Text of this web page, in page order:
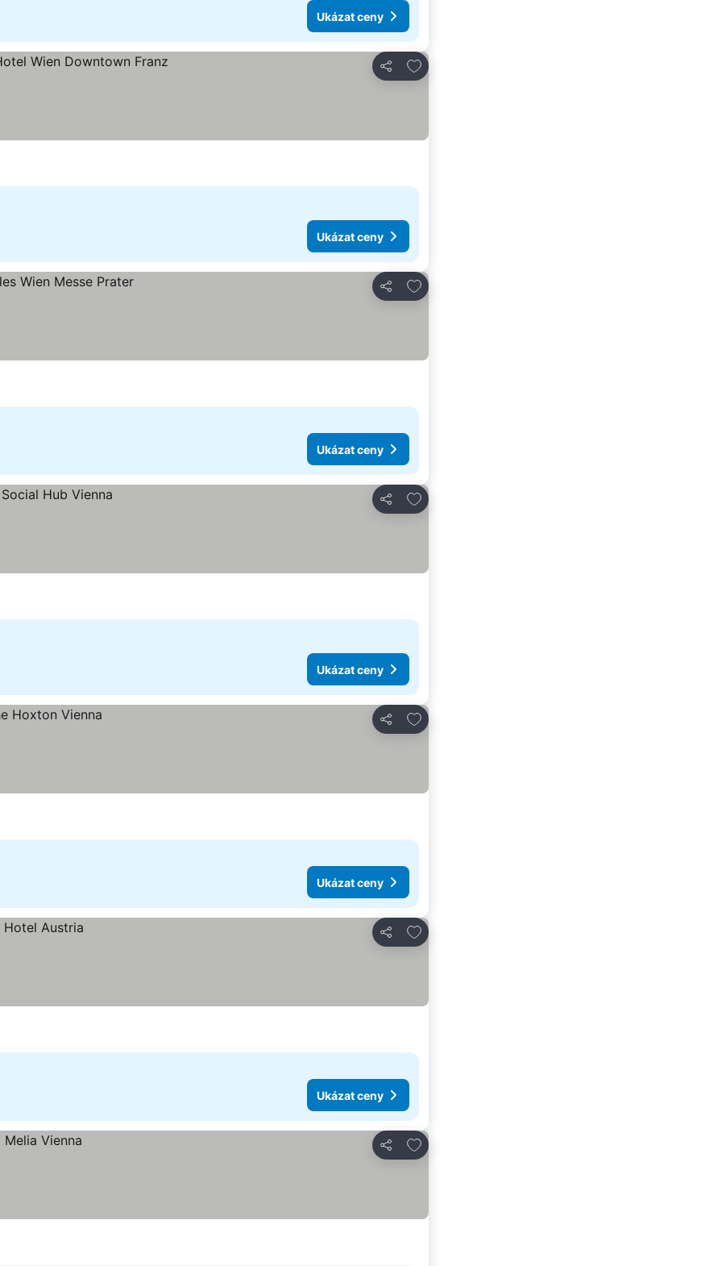
Ukázat ceny
Sdílet
Přidat na seznam oblíbených hotelů
Ukázat ceny
Sdílet
Přidat na seznam oblíbených hotelů
Ukázat ceny
Sdílet
Přidat na seznam oblíbených hotelů
Ukázat ceny
Sdílet
Přidat na seznam oblíbených hotelů
Ukázat ceny
Sdílet
Přidat na seznam oblíbených hotelů
Ukázat ceny
Sdílet
Přidat na seznam oblíbených hotelů